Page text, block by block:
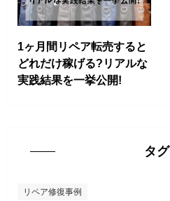
1ヶ月間リペア転売すると
どれだけ稼げる?リアルな
実践結果を一挙公開!
タグ
リペア修復事例